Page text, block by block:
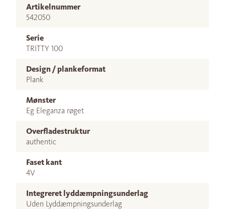
Artikelnummer
542050
Serie
TRITTY 100
Design / plankeformat
Plank
Mønster
Eg Eleganza røget
Overfladestruktur
authentic
Faset kant
4V
Integreret lyddæmpningsunderlag
Uden Lyddæmpningsunderlag